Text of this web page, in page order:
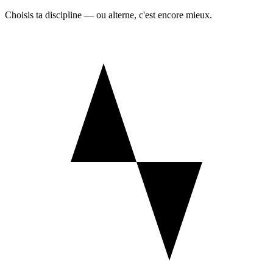
Choisis ta discipline — ou alterne, c'est encore mieux.